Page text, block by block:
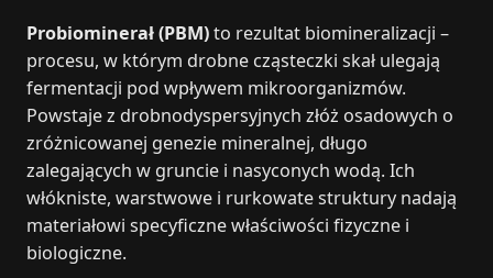
Probiominerał (PBM)to rezultat biomineralizacji –
procesu, w którym drobne cząsteczki skał ulegają
fermentacji pod wpływem mikroorganizmów.
Powstaje z drobnodyspersyjnych złóż osadowych o
zróżnicowanej genezie mineralnej, długo
zalegających w gruncie i nasyconych wodą. Ich
włókniste, warstwowe i rurkowate struktury nadają
materiałowi specyficzne właściwości fizyczne i
biologiczne.